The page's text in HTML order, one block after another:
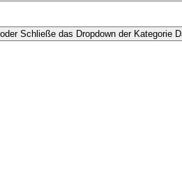
Schließe das Dropdown der Kategorie